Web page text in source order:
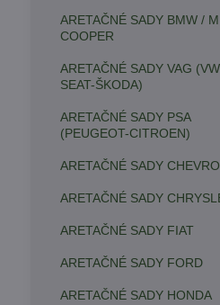
ARETAČNÉ SADY BMW /
COOPER
ARETAČNÉ SADY VAG
SEAT-ŠKODA)
ARETAČNÉ SADY PSA
(PEUGEOT-CITROEN)
ARETAČNÉ SADY
ARETAČNÉ SADY
ARETAČNÉ SADY FIAT
ARETAČNÉ SADY FORD
ARETAČNÉ SADY HONDA